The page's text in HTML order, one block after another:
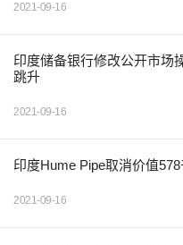
2021-09-16
印度储备银行修改公开市场
跳升
2021-09-16
印度Hume Pipe取消价值
2021-09-16